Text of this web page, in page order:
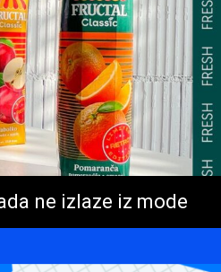
ne izlaze iz mode